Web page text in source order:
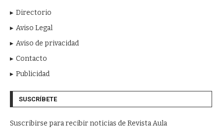
Directorio
Aviso Legal
Aviso de privacidad
Contacto
Publicidad
SUSCRÍBETE
Suscribirse para recibir noticias de Revista Aula